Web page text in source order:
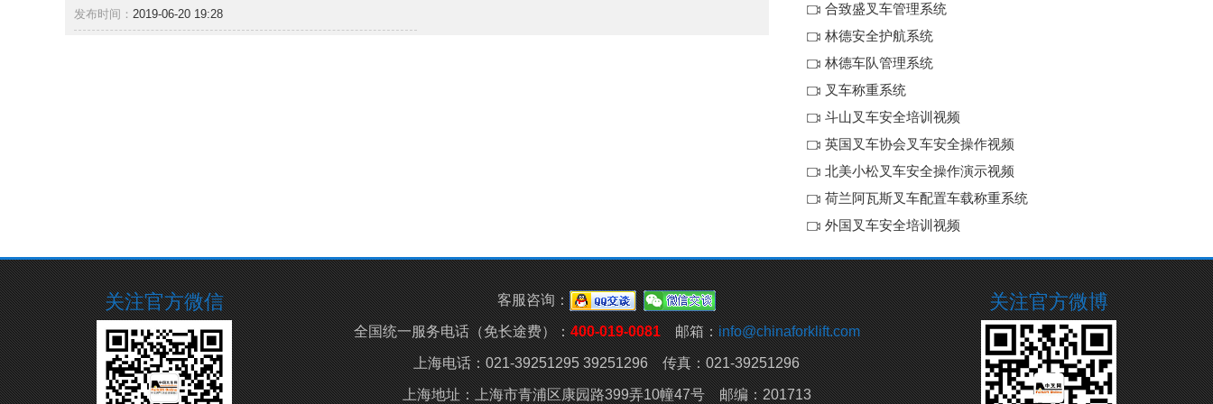
发布时间： 2019-06-20 19:28
320+
北美小松叉车安全操作演示视
频
叉车职业安全
300+ 2019-06-20
荷兰阿瓦斯叉车配置车载称重
系统
330+ 2019-06-20
合致盛叉车管理系统
林德安全护航系统
林德车队管理系统
叉车称重系统
斗山叉车安全培训视频
英国叉车协会叉车安全操作视频
北美小松叉车安全操作演示视频
荷兰阿瓦斯叉车配置车载称重系统
外国叉车安全培训视频
客服咨询：
全国统一服务电话（免长途费）：400-019-0081邮箱：info@chinaforklift.com
上海电话：021-39251295 39251296 传真：021-39251296
上海地址：上海市青浦区康园路399弄10幢47号 邮编：201713
关注官方微信 关注官方微博